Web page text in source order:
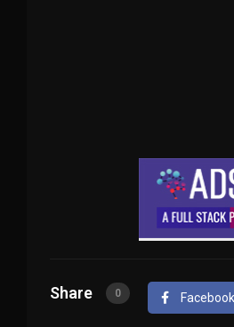
Share 0 Facebook